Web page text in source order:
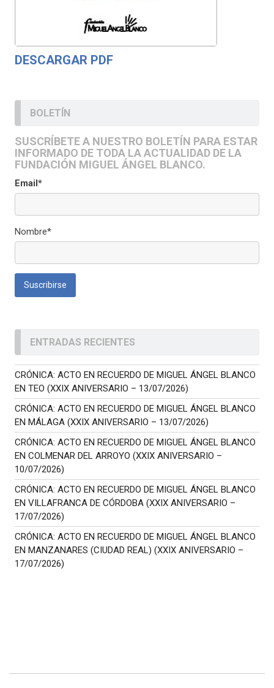
DESCARGAR PDF
BOLETÍN
SUSCRÍBETE A NUESTRO BOLETÍN PARA ESTAR
INFORMADO DE TODA LA ACTUALIDAD DE LA
FUNDACIÓN MIGUEL ÁNGEL BLANCO.
Email*
Nombre*
ENTRADAS RECIENTES
CRÓNICA: ACTO EN RECUERDO DE MIGUEL ÁNGEL BLANCO
EN TEO (XXIX ANIVERSARIO – 13/07/2026)
CRÓNICA: ACTO EN RECUERDO DE MIGUEL ÁNGEL BLANCO
EN MÁLAGA (XXIX ANIVERSARIO – 13/07/2026)
CRÓNICA: ACTO EN RECUERDO DE MIGUEL ÁNGEL BLANCO
EN COLMENAR DEL ARROYO (XXIX ANIVERSARIO –
10/07/2026)
CRÓNICA: ACTO EN RECUERDO DE MIGUEL ÁNGEL BLANCO
EN VILLAFRANCA DE CÓRDOBA (XXIX ANIVERSARIO –
17/07/2026)
CRÓNICA: ACTO EN RECUERDO DE MIGUEL ÁNGEL BLANCO
EN MANZANARES (CIUDAD REAL) (XXIX ANIVERSARIO –
17/07/2026)